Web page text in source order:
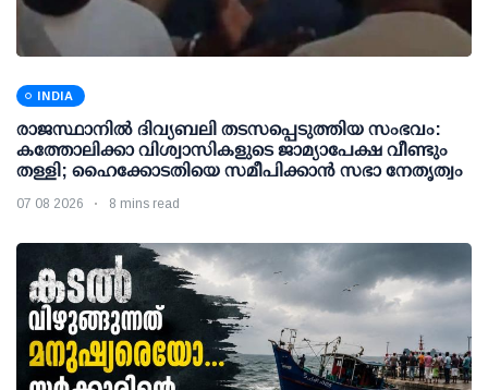
INDIA
രാജസ്ഥാനിൽ ദിവ്യബലി തടസപ്പെടുത്തിയ സംഭവം:
കത്തോലിക്കാ വിശ്വാസികളുടെ ജാമ്യാപേക്ഷ വീണ്ടും
തള്ളി; ഹൈക്കോടതിയെ സമീപിക്കാൻ സഭാ നേതൃത്വം
07 08 2026 8 mins read